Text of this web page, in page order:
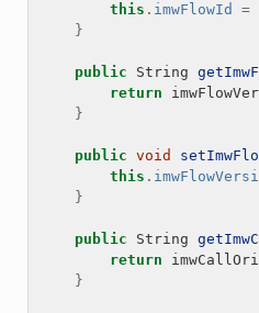
this . imwFlowId =
}
public String
return
}
public void
this .
}
public String
return
}